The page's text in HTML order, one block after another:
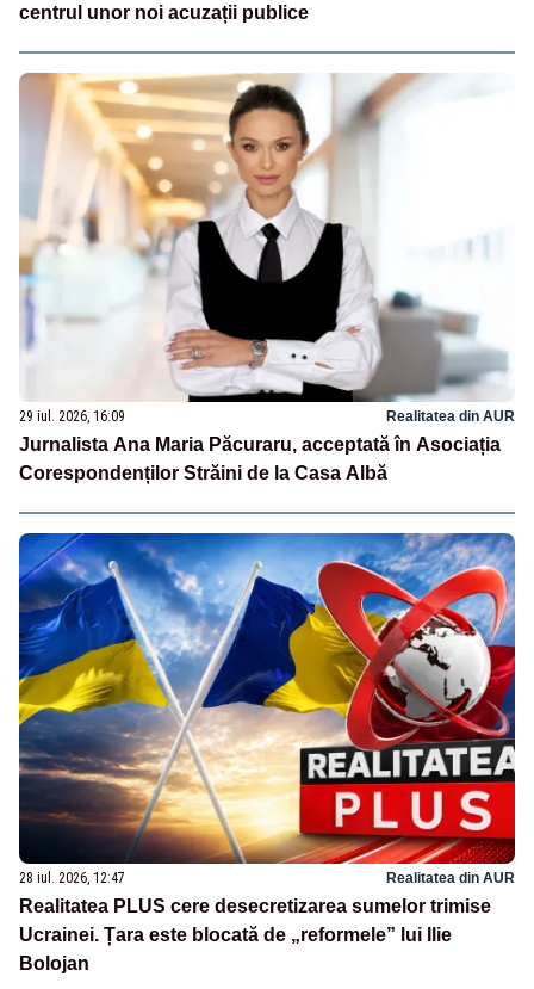
centrul unor noi acuzații publice
29 iul. 2026, 16:09 Realitatea din AUR
Jurnalista Ana Maria Păcuraru, acceptată în Asociația
Corespondenților Străini de la Casa Albă
28 iul. 2026, 12:47 Realitatea din AUR
Realitatea PLUS cere desecretizarea sumelor trimise
Ucrainei. Țara este blocată de „reformele” lui Ilie
Bolojan